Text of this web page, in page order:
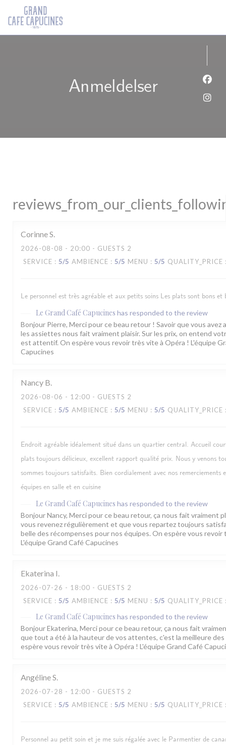
Panel for informasjonskapsler
Anmeldelser
CorinneS
2026-08-08 - 20:00 - GUESTS 2
SERVICE : 5/5 AMBIENCE : 5/5 MENU : 5/5 QUALITY_PRICE
Le personnel est très agréable et aux petits soins Les plats sont bons et
Le Grand Café Capucines has responded to the review
Bonjour Pierre, Merci pour ce beau retour ! Savoir que vous avez
les assiettes nous fait vraiment plaisir. Sur les prix, on entend
est attentif. On espère vous revoir très vite à Opéra ! L'équipe
Capucines
Nancy B
2026-08-06 - 12:00 - GUESTS 2
SERVICE : 5/5 AMBIENCE : 5/5 MENU : 5/5 QUALITY_PRICE
Endroit agréable idéalement situé dans un quartier central. Accueil
plats toujours délicieux, excellent rapport qualité prix. Nous y venons
sommes toujours satisfaits. Bien cordialement avec nos remerciements
équipes en salle et en cuisine
Le Grand Café Capucines has responded to the review
Bonjour Nancy, Merci pour ce beau retour, ça nous fait vraiment
vous revenez régulièrement et que vous repartez toujours
belle des récompenses pour nos équipes. On espère vous revoir
L'équipe Grand Café Capucines
Ekaterina I
2026-07-26 - 18:00 - GUESTS 2
SERVICE : 5/5 AMBIENCE : 5/5 MENU : 5/5 QUALITY_PRICE
Le Grand Café Capucines has responded to the review
Bonjour Ekaterina, Merci pour ce beau retour, ça nous fait
que tout a été à la hauteur de vos attentes, c'est la meilleure
espère vous revoir très vite à Opéra ! L'équipe Grand Café
AngélineS
2026-07-28 - 12:00 - GUESTS 2
SERVICE : 5/5 AMBIENCE : 5/5 MENU : 5/5 QUALITY_PRICE
Personnel au petit soin et je me suis régalée avec le Parmentier de